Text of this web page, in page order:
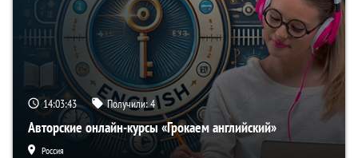
14:03:42 Получили:4
Авторские онлайн-курсы «Грокаем английский»
Россия